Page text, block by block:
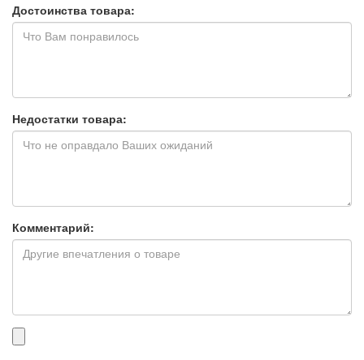
Достоинства товара:
Недостатки товара:
Комментарий:
Прикрепленные
файлы